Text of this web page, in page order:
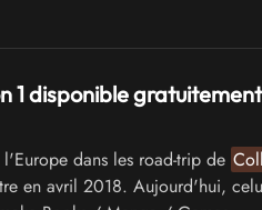
1 disponible
dans les road-trip de
en avril 2018. Aujourd'hui,